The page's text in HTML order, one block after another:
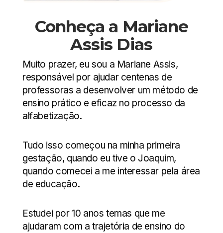
Conheça a Mariane
Assis Dias
Muito prazer, eu sou a Mariane Assis,
responsável por ajudar centenas de
professoras a desenvolver um método de
ensino prático e eficaz no processo da
alfabetização.
Tudo isso começou na minha primeira
gestação, quando eu tive o Joaquim,
quando comecei a me interessar pela área
de educação.
Estudei por 10 anos temas que me
ajudaram com a trajetória de ensino do